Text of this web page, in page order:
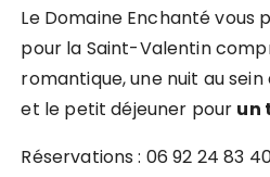
Le Domaine Enchanté vous
pour la Saint-Valentin
romantique, une nuit au
et le petit déjeuner pour un
Réservations : 06 92 24 83